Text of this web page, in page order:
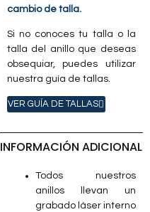
cambio de talla.
Si no conoces tu talla o la
talla del anillo que deseas
obsequiar, puedes utilizar
nuestra guía de tallas.
VER GUÍA DE TALLAS
INFORMACIÓN ADICIONAL
Todos nuestros
anillos llevan un
grabado láser interno